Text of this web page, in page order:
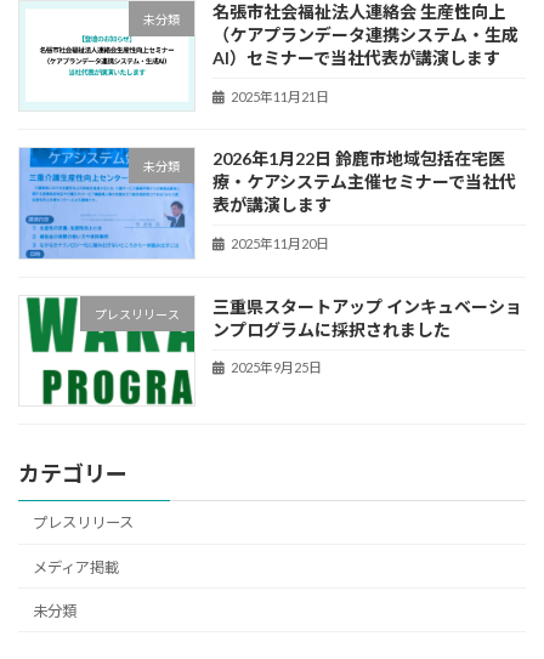
未分類
名張市社会福祉法人連絡会 生産性向上
（ケアプランデータ連携システム・生成
AI）セミナーで当社代表が講演します
2025年11月21日
未分類
2026年1月22日 鈴鹿市地域包括在宅医
療・ケアシステム主催セミナーで当社代
表が講演します
2025年11月20日
プレスリリース
三重県スタートアップ インキュベーショ
ンプログラムに採択されました
2025年9月25日
カテゴリー
プレスリリース
メディア掲載
未分類